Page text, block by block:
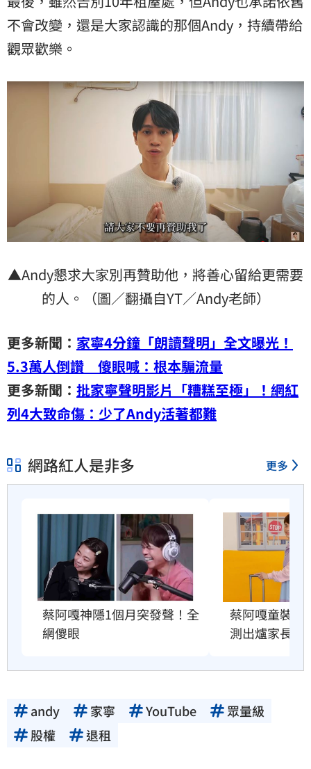
不會改變，還是大家認識的那個Andy，持續帶給
觀眾歡樂。
▲Andy懇求大家別再贊助他，將善心留給更需要
的人。（圖／翻攝自YT／Andy老師）
更多新聞： 家寧4分鐘「朗讀聲明」全文曝光！
5.3萬人倒讚 傻眼喊：根本騙流量
更多新聞： 批家寧聲明影片「糟糕至極」！網紅
列4大致命傷：少了Andy活著都難
網路紅人是非多 更多
蔡阿嘎神隱1個月突發聲！全
網傻眼
蔡阿嘎童裝爆
測出爐家長傻
andy 家寧 YouTube
眾量級
股權
退租